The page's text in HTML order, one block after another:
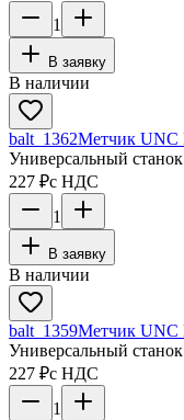
1
В заявку
В наличии
balt_1362Метчик UNC
Универсальный станок
227 ₽с НДС
1
В заявку
В наличии
balt_1359Метчик UNC
Универсальный станок
227 ₽с НДС
1